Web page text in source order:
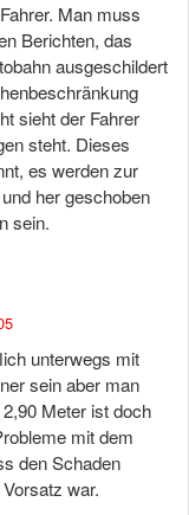
Man muss
Berichten, das
ausgeschildert
sieht der Fahrer
steht. Dieses
es werden zur
her geschoben
sein.
unterwegs mit
sein aber man
Meter ist doch
mit dem
den Schaden
war.